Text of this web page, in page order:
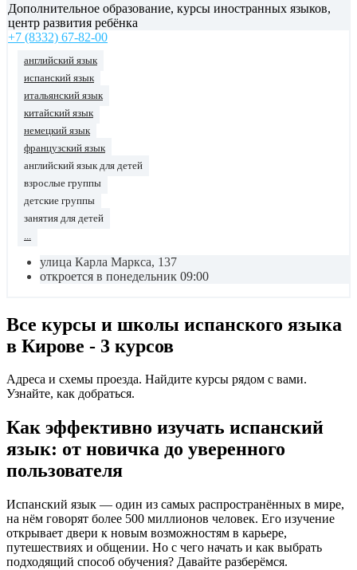
Дополнительное образование, курсы иностранных языков,
центр развития ребёнка
+7 (8332) 67-82-00
английский язык
испанский язык
итальянский язык
китайский язык
немецкий язык
французский язык
английский язык для детей
взрослые группы
детские группы
занятия для детей
улица Карла Маркса, 137
откроется в понедельник 09:00
Все курсы и школы испанского языка
в Кирове - 3 курсов
Адреса и схемы проезда. Найдите курсы рядом с вами.
Узнайте, как добраться.
Как эффективно изучать испанский
язык: от новичка до уверенного
пользователя
Испанский язык — один из самых распространённых в мире,
на нём говорят более 500 миллионов человек. Его изучение
открывает двери к новым возможностям в карьере,
путешествиях и общении. Но с чего начать и как выбрать
подходящий способ обучения? Давайте разберёмся.